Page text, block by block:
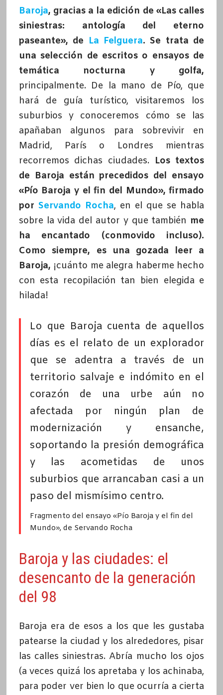
Baroja, gracias a la edición de «Las calles
siniestras: antología del eterno
paseante», de La Felguera. Se trata de
una selección de escritos o ensayos de
temática nocturna y golfa,
principalmente. De la mano de Pío, que
hará de guía turístico, visitaremos los
suburbios y conoceremos cómo se las
apañaban algunos para sobrevivir en
Madrid, París o Londres mientras
recorremos dichas ciudades. Los textos
de Baroja están precedidos del ensayo
«Pío Baroja y el fin del Mundo», firmado
por Servando Rocha, en el que se habla
sobre la vida del autor y que también me
ha encantado (conmovido incluso).
Como siempre, es una gozada leer a
Baroja, ¡cuánto me alegra haberme hecho
con esta recopilación tan bien elegida e
hilada!
Lo que Baroja cuenta de aquellos
días es el relato de un explorador
que se adentra a través de un
territorio salvaje e indómito en el
corazón de una urbe aún no
afectada por ningún plan de
modernización y ensanche,
soportando la presión demográfica
y las acometidas de unos
suburbios que arrancaban casi a un
paso del mismísimo centro.
Fragmento del ensayo «Pío Baroja y el fin del
Mundo», de Servando Rocha
Baroja y las ciudades: el
desencanto de la generación
del 98
Baroja era de esos a los que les gustaba
patearse la ciudad y los alrededores, pisar
las calles siniestras. Abría mucho los ojos
(a veces quizá los apretaba y los achinaba,
para poder ver bien lo que ocurría a cierta